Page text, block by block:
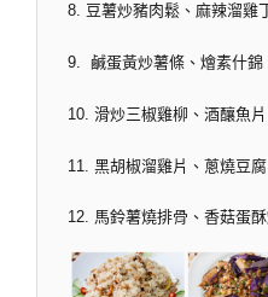
8. 豆薯炒豬肉鬆、麻辣溜雞
9. 鹹蛋黃炒薯條、燴素什錦
10. 滑炒三椒雞柳、酒釀魚
11. 黑胡椒溜雞片、蔥燒豆
12. 馬鈴薯燒排骨、香菇蛋